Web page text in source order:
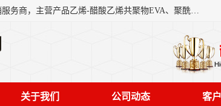
东莞市恒屹国际贸易有限公司（简称：恒屹国际）是一家石化原料综合营销服务商，主营产品乙烯-醋酸乙烯共聚物EVA、聚酰胺PA（尼龙）、醚酯型热塑弹性体TPEE等，公司秉承以市场为导向的战略思想，致力于大宗石化原料在中国市场的营销服务业务，为客户提供一站式的全面服务。
关于我们 公司动态 客